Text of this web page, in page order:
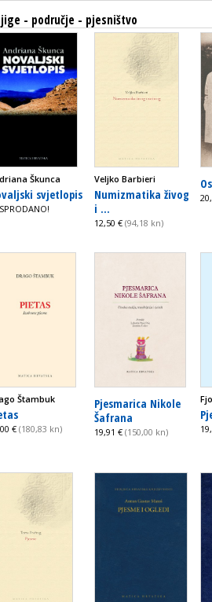
- područje - pjesništvo
Škunca
svjetlopis
Veljko Barbieri
Numizmatika živog
i ...
12,50 € (94,18 kn)
Štambuk
€ (180,83 kn)
Pjesmarica Nikole
Šafrana
19,91 € (150,00 kn)